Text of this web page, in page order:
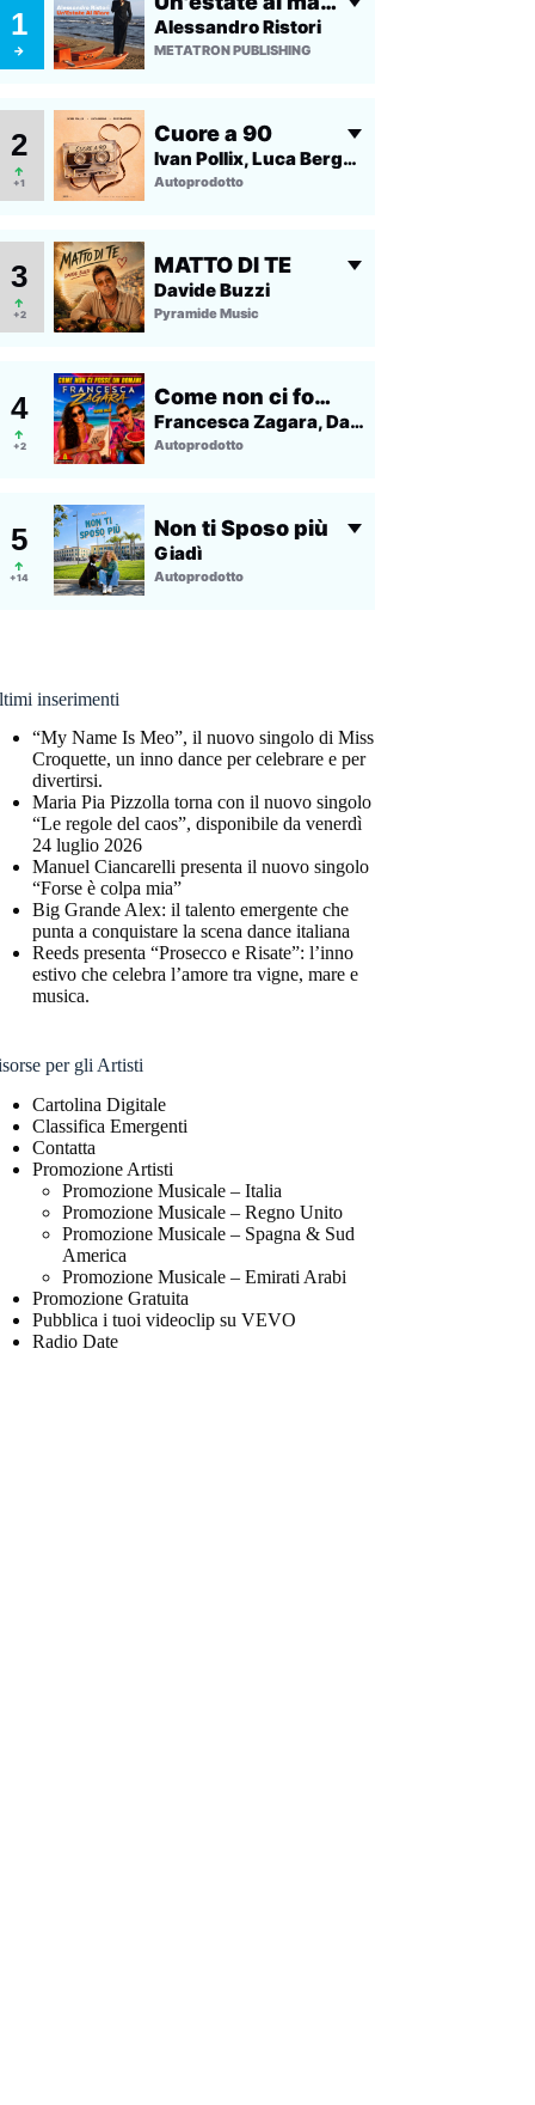
inserimenti
“My Name Is Meo”, il nuovo singolo di Miss
Croquette, un inno dance per celebrare e per
divertirsi.
Maria Pia Pizzolla torna con il nuovo singolo
“Le regole del caos”, disponibile da venerdì
24 luglio 2026
Manuel Ciancarelli presenta il nuovo singolo
“Forse è colpa mia”
Big Grande Alex: il talento emergente che
punta a conquistare la scena dance italiana
Reeds presenta “Prosecco e Risate”: l’inno
estivo che celebra l’amore tra vigne, mare e
musica.
per gli Artisti
Cartolina Digitale
Classifica Emergenti
Contatta
Promozione Artisti
Promozione Musicale – Italia
Promozione Musicale – Regno Unito
Promozione Musicale – Spagna & Sud
America
Promozione Musicale – Emirati Arabi
Promozione Gratuita
Pubblica i tuoi videoclip su VEVO
Radio Date